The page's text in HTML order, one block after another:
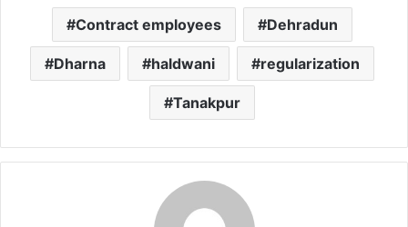
Contract employees Dehradun
Dharna haldwani regularization
Tanakpur